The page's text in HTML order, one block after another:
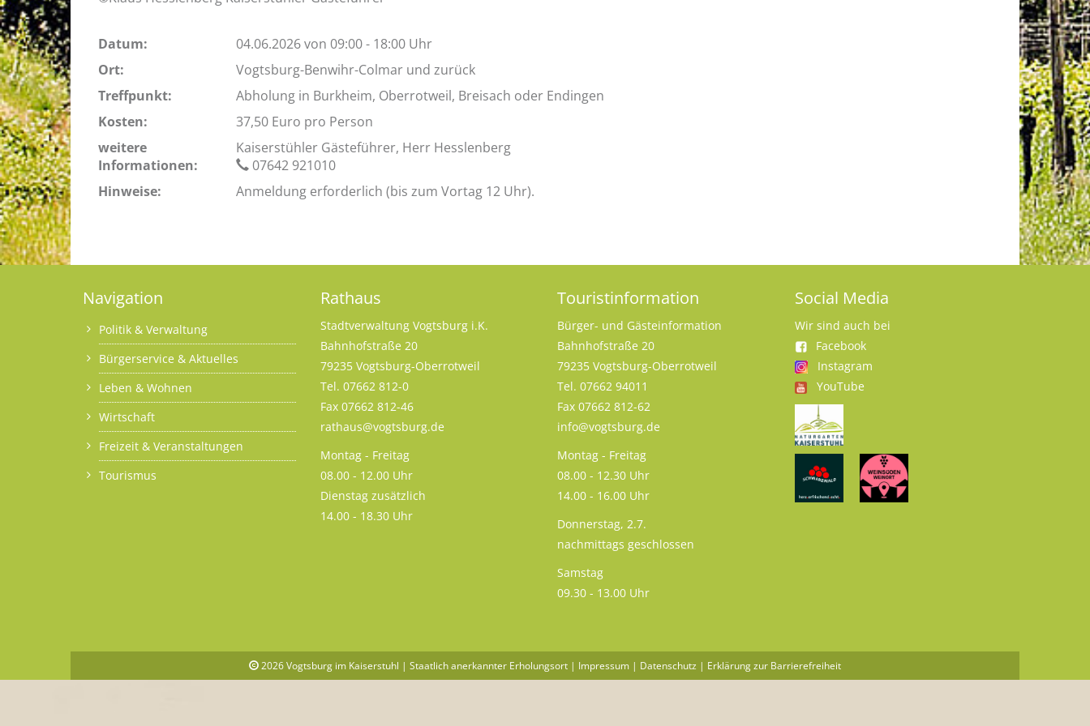
Datum:
04.06.2026 von 09:00 - 18:00 Uhr
Ort:
Vogtsburg-Benwihr-Colmar und zurück
Treffpunkt:
Abholung in Burkheim, Oberrotweil, Breisach oder Endingen
Kosten:
37,50 Euro pro Person
weitere
Informationen:
Kaiserstühler Gästeführer, Herr Hesslenberg
07642 921010
Hinweise:
Anmeldung erforderlich (bis zum Vortag 12 Uhr).
Navigation
Politik & Verwaltung
Bürgerservice & Aktuelles
Leben & Wohnen
Wirtschaft
Freizeit & Veranstaltungen
Tourismus
Rathaus
Stadtverwaltung Vogtsburg i.K.
Bahnhofstraße 20
79235 Vogtsburg-Oberrotweil
Tel. 07662 812-0
Fax 07662 812-46
rathaus@vogtsburg.de
Montag - Freitag
08.00 - 12.00 Uhr
Dienstag zusätzlich
14.00 - 18.30 Uhr
Touristinformation
Bürger- und Gästeinformation
Bahnhofstraße 20
79235 Vogtsburg-Oberrotweil
Tel. 07662 94011
Fax 07662 812-62
info@vogtsburg.de
Montag - Freitag
08.00 - 12.30 Uhr
14.00 - 16.00 Uhr
Donnerstag, 2.7.
nachmittags geschlossen
Samstag
09.30 - 13.00 Uhr
Social Media
Wir sind auch bei
Facebook
Instagram
YouTube
2026Vogtsburg im Kaiserstuhl | Staatlich anerkannter Erholungsort | Impressum | Datenschutz | Erklärung zur Barrierefreiheit